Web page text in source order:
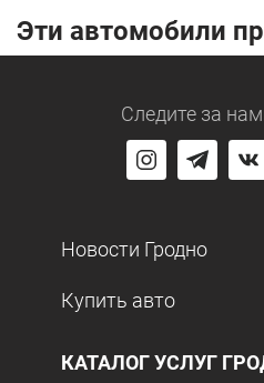
Эти автомобили
Следите за
Новости Гродно
Купить авто
КАТАЛОГ УСЛУГ